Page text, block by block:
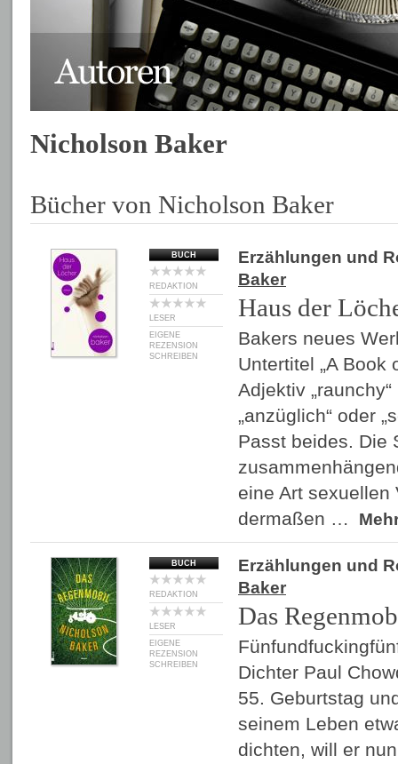
Nicholson Baker
Bücher von Nicholson Baker
BUCH
REDAKTION
LESER
EIGENE
REZENSION
SCHREIBEN
Erzählungen und
Baker
Haus der
Bakers neues
Untertitel „A Book
Adjektiv
„anzüglich“ oder
Passt beides. Die
eine Art sexuellen
dermaßen …
BUCH
REDAKTION
LESER
EIGENE
REZENSION
SCHREIBEN
Erzählungen und
Baker
Das
Dichter Paul
55. Geburtstag
seinem Leben
dichten, will er